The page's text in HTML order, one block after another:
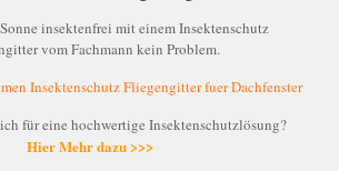
insektenfrei mit einem Insektenschutz
vom Fachmann kein Problem.
für eine hochwertige Insektenschutzlösung?
Hier Mehr dazu >>>